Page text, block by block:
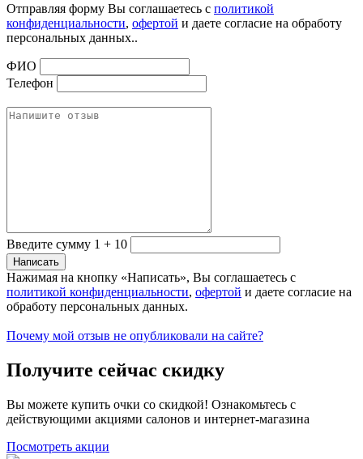
Отправляя форму Вы соглашаетесь с политикой
конфиденциальности, офертой и даете согласие на обработу
персональных данных..
ФИО
Телефон
Введите сумму 1 + 10
Нажимая на кнопку «Написать», Вы соглашаетесь с
политикой конфиденциальности, офертой и даете согласие на
обработу персональных данных.
Почему мой отзыв не опубликовали на сайте?
Получите сейчас скидку
Вы можете купить очки со скидкой! Ознакомьтесь с
действующими акциями салонов и интернет-магазина
Посмотреть акции